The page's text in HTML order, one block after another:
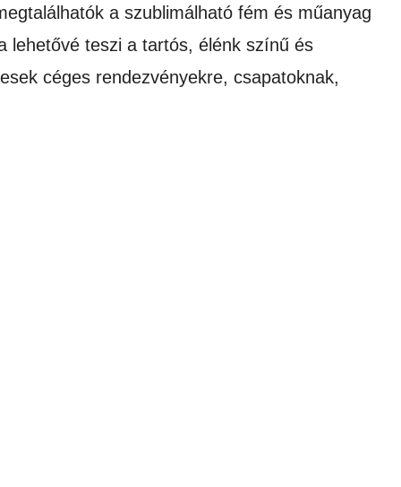
a szublimálható fém és műanyag
lehetővé teszi a tartós, élénk színű és
céges rendezvényekre, csapatoknak,